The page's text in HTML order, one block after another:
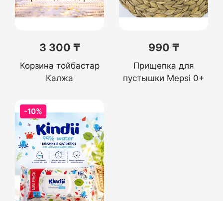
3 300 ₸
Корзина тойбастар
Калжа
990 ₸
Прищепка для
пустышки Mepsi 0+
-10%